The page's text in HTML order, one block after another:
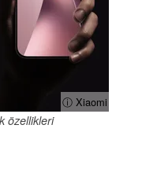
ⓘ Xiaomi
özellikleri